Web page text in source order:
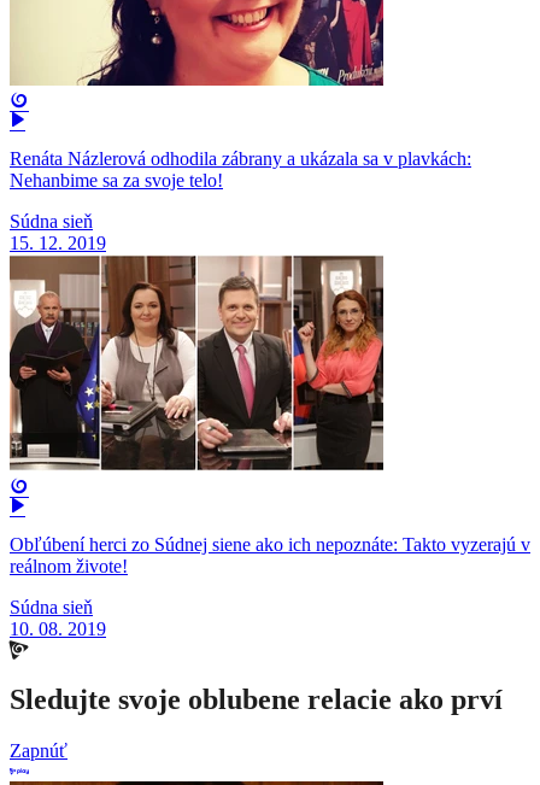
Renáta Názlerová odhodila zábrany a ukázala sa v plavkách:
Nehanbime sa za svoje telo!
Súdna sieň
15. 12. 2019
Obľúbení herci zo Súdnej siene ako ich nepoznáte: Takto vyzerajú v
reálnom živote!
Súdna sieň
10. 08. 2019
Sledujte svoje oblubene relacie ako prví
Zapnúť